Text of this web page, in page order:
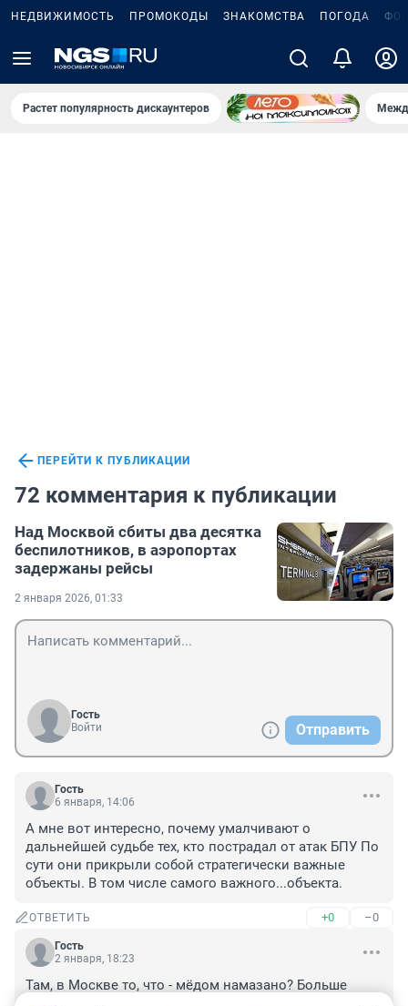
НЕДВИЖИМОСТЬ ПРОМОКОДЫ ЗНАКОМСТВА ПОГОДА
Растет популярность дискаунтеров
ПЕРЕЙТИ К ПУБЛИКАЦИИ
72 комментария к публикации
Над Москвой сбиты два десятка
беспилотников, в аэропортах
задержаны рейсы
2 января 2026, 01:33
Гость
Войти
Отправить
Гость
6 января, 14:06
А мне вот интересно, почему умалчивают о
дальнейшей судьбе тех, кто пострадал от атак БПУ По
сути они прикрыли собой стратегически важные
объекты. В том числе самого важного...объекта.
ОТВЕТИТЬ +0 –0
Гость
2 января, 18:23
Там, в Москве то, что - мёдом намазано? Больше